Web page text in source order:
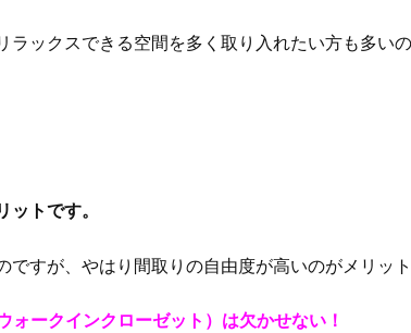
ックスできる空間を多く取り入れたい方も多いの
トです。
すが、やはり間取りの自由度が高いのがメリット
ークインクローゼット）は欠かせない！